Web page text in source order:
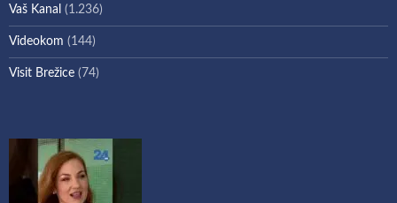
Vaš Kanal (1.236)
Videokom (144)
Visit Brežice (74)